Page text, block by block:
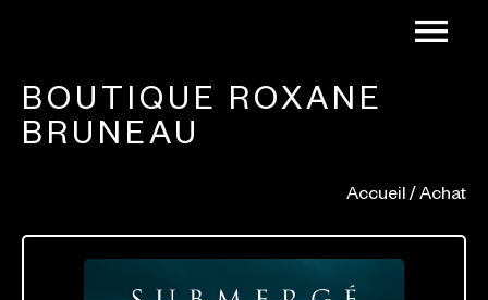
BOUTIQUE ROXANE
BRUNEAU
Accueil/ Achat